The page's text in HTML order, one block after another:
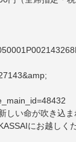
しい命が吹き込
にお越しくだ